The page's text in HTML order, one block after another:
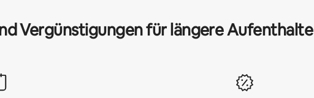
Vergünstigungen für längere Aufenthalte